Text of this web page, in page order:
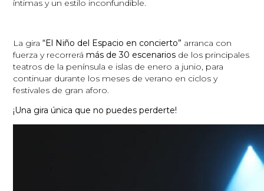
íntimas y un estilo inconfundible.
La gira“El Niño del Espacio en concierto” arranca con
fuerza y recorrerámás de 30 escenarios de los principales
teatros de la península e islas de enero a junio, para
continuar durante los meses de verano en ciclos y
festivales de gran aforo.
¡Una gira única que no puedes perderte!